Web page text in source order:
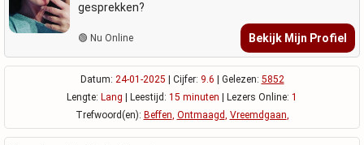
gesprekken?
🟢 Nu Online Bekijk Mijn Profiel
Datum: 24-01-2025 | Cijfer: 9.6 | Gelezen: 5852
Lengte: Lang | Leestijd: 15 minuten | Lezers Online: 1
Trefwoord(en): Beffen, Ontmaagd, Vreemdgaan,